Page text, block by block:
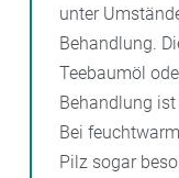
unter
Behandlung.
Teebaumöl
Behandlung
Bei
Pilz sogar